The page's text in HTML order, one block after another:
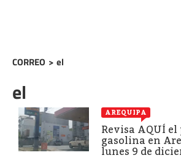
CORREO > el
el
AREQUIPA
Revisa AQUÍ el
gasolina en
lunes 9 de